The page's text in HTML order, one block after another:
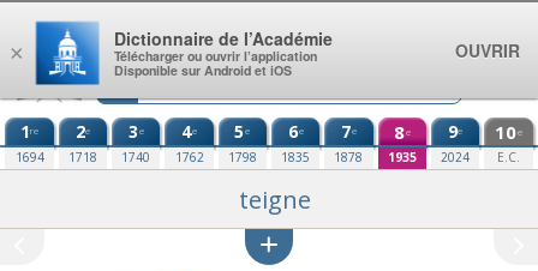
Aller au contenu
1re
1694
2e
1718
3e
1740
4e
1762
5e
1798
6e
1835
7e
1878
8e
1935
9e
2024
10e
E.C.
teigne
×
Dictionnaire de l’Académie
Télécharger ou ouvrir l’application
Disponible sur Android et iOS
OUVRIR